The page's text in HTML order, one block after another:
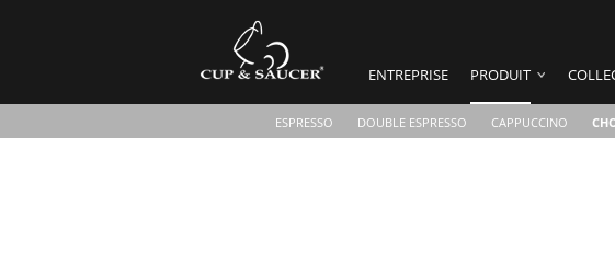
ENTREPRISE PRODUIT
ESPRESSO DOUBLE ESPRESSO CAPPUCCINO